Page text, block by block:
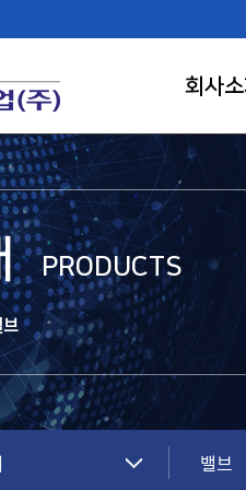
회사
가치를
니다.
PRODUCTS
밸브